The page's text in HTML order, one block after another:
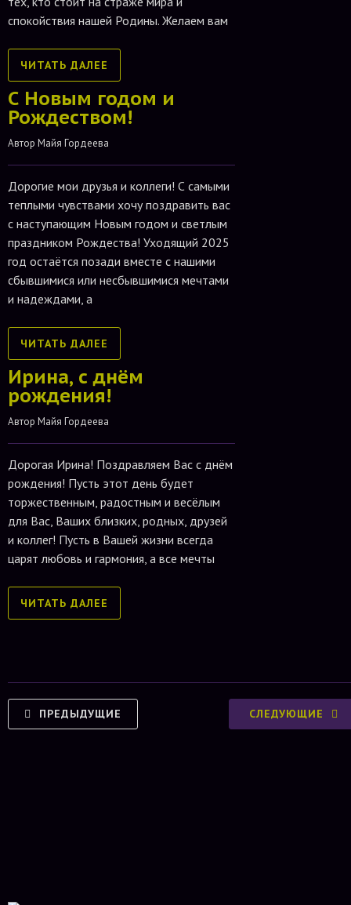
спокойствия нашей Родины. Желаем вам
ЧИТАТЬ ДАЛЕЕ
С Новым годом и
Рождеством!
Автор Майя Гордеева
Дорогие мои друзья и коллеги! С самыми
теплыми чувствами хочу поздравить вас
с наступающим Новым годом и светлым
праздником Рождества! Уходящий 2025
год остаётся позади вместе с нашими
сбывшимися или несбывшимися мечтами
и надеждами, а
ЧИТАТЬ ДАЛЕЕ
Ирина, с днём
рождения!
Автор Майя Гордеева
Дорогая Ирина! Поздравляем Вас с днём
рождения! Пусть этот день будет
торжественным, радостным и весёлым
для Вас, Ваших близких, родных, друзей
и коллег! Пусть в Вашей жизни всегда
царят любовь и гармония, а все мечты
ЧИТАТЬ ДАЛЕЕ
СЛЕДУЮЩИЕ
ПРЕДЫДУЩИЕ